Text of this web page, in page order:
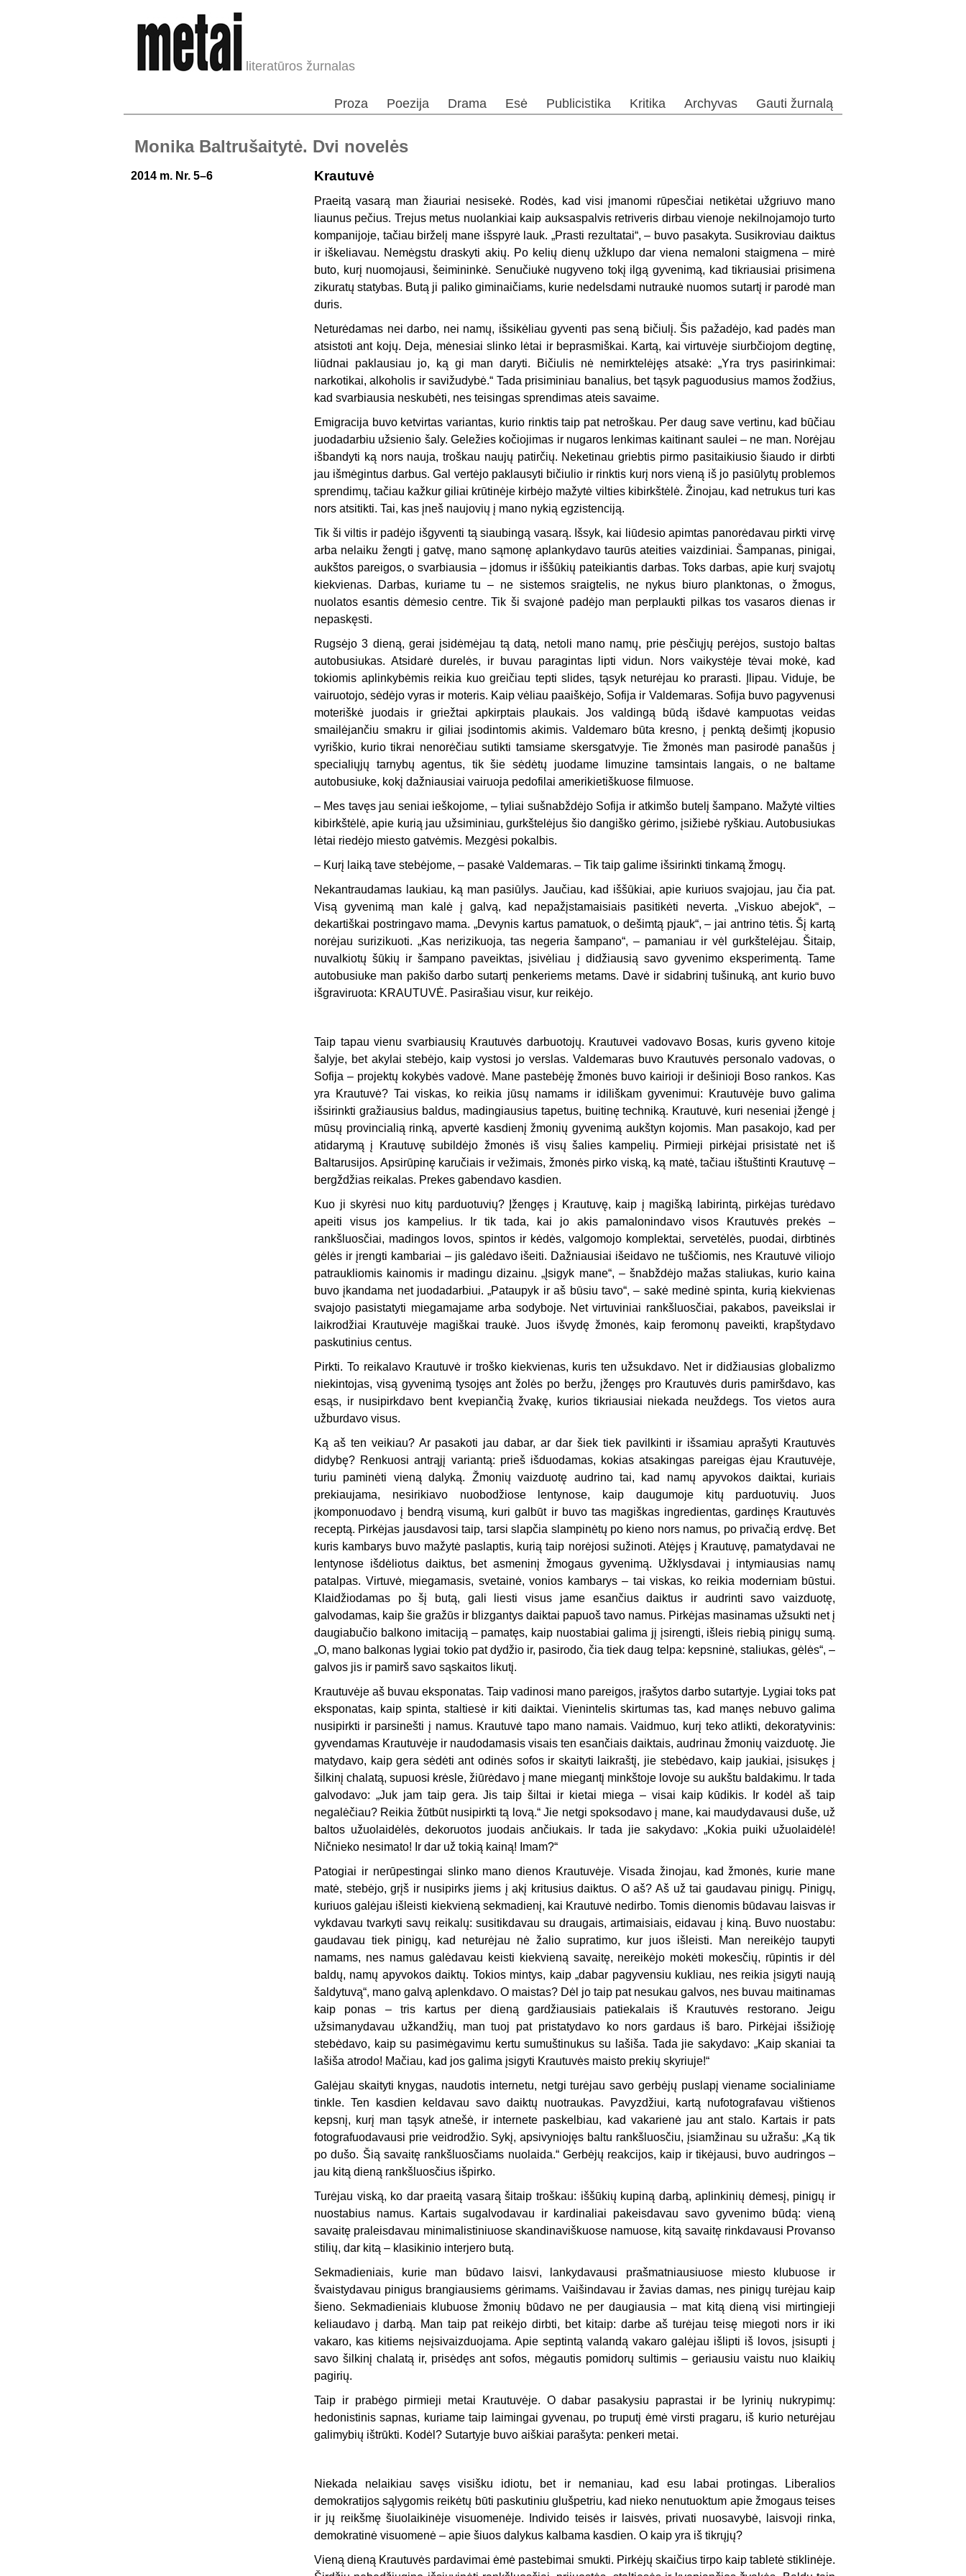
literatūros žurnalas
Proza Poezija Drama Esė Publicistika Kritika Archyvas Gauti žurnalą
Monika Baltrušaitytė. Dvi novelės
2014 m. Nr. 5–6 Krautuvė
Praeitą vasarą man žiauriai nesisekė. Rodės, kad visi įmanomi rūpesčiai netikėtai užgriuvo mano
liaunus pečius. Trejus metus nuolankiai kaip auksaspalvis retriveris dirbau vienoje nekilnojamojo turto
kompanijoje, tačiau birželį mane išspyrė lauk. „Prasti rezultatai“, – buvo pasakyta. Susikroviau daiktus
ir iškeliavau. Nemėgstu draskyti akių. Po kelių dienų užklupo dar viena nemaloni staigmena – mirė
buto, kurį nuomojausi, šeimininkė. Senučiukė nugyveno tokį ilgą gyvenimą, kad tikriausiai prisimena
zikuratų statybas. Butą ji paliko giminaičiams, kurie nedelsdami nutraukė nuomos sutartį ir parodė man
duris.
Neturėdamas nei darbo, nei namų, išsikėliau gyventi pas seną bičiulį. Šis pažadėjo, kad padės man
atsistoti ant kojų. Deja, mėnesiai slinko lėtai ir beprasmiškai. Kartą, kai virtuvėje siurbčiojom degtinę,
liūdnai paklausiau jo, ką gi man daryti. Bičiulis nė nemirktelėjęs atsakė: „Yra trys pasirinkimai:
narkotikai, alkoholis ir savižudybė.“ Tada prisiminiau banalius, bet tąsyk paguodusius mamos žodžius,
kad svarbiausia neskubėti, nes teisingas sprendimas ateis savaime.
Emigracija buvo ketvirtas variantas, kurio rinktis taip pat netroškau. Per daug save vertinu, kad būčiau
juodadarbiu užsienio šaly. Geležies kočiojimas ir nugaros lenkimas kaitinant saulei – ne man. Norėjau
išbandyti ką nors nauja, troškau naujų patirčių. Neketinau griebtis pirmo pasitaikiusio šiaudo ir dirbti
jau išmėgintus darbus. Gal vertėjo paklausyti bičiulio ir rinktis kurį nors vieną iš jo pasiūlytų problemos
sprendimų, tačiau kažkur giliai krūtinėje kirbėjo mažytė vilties kibirkštėlė. Žinojau, kad netrukus turi kas
nors atsitikti. Tai, kas įneš naujovių į mano nykią egzistenciją.
Tik ši viltis ir padėjo išgyventi tą siaubingą vasarą. Išsyk, kai liūdesio apimtas panorėdavau pirkti virvę
arba nelaiku žengti į gatvę, mano sąmonę aplankydavo taurūs ateities vaizdiniai. Šampanas, pinigai,
aukštos pareigos, o svarbiausia – įdomus ir iššūkių pateikiantis darbas. Toks darbas, apie kurį svajotų
kiekvienas. Darbas, kuriame tu – ne sistemos sraigtelis, ne nykus biuro planktonas, o žmogus,
nuolatos esantis dėmesio centre. Tik ši svajonė padėjo man perplaukti pilkas tos vasaros dienas ir
nepaskęsti.
Rugsėjo 3 dieną, gerai įsidėmėjau tą datą, netoli mano namų, prie pėsčiųjų perėjos, sustojo baltas
autobusiukas. Atsidarė durelės, ir buvau paragintas lipti vidun. Nors vaikystėje tėvai mokė, kad
tokiomis aplinkybėmis reikia kuo greičiau tepti slides, tąsyk neturėjau ko prarasti. Įlipau. Viduje, be
vairuotojo, sėdėjo vyras ir moteris. Kaip vėliau paaiškėjo, Sofija ir Valdemaras. Sofija buvo pagyvenusi
moteriškė juodais ir griežtai apkirptais plaukais. Jos valdingą būdą išdavė kampuotas veidas
smailėjančiu smakru ir giliai įsodintomis akimis. Valdemaro būta kresno, į penktą dešimtį įkopusio
vyriškio, kurio tikrai nenorėčiau sutikti tamsiame skersgatvyje. Tie žmonės man pasirodė panašūs į
specialiųjų tarnybų agentus, tik šie sėdėtų juodame limuzine tamsintais langais, o ne baltame
autobusiuke, kokį dažniausiai vairuoja pedofilai amerikietiškuose filmuose.
– Mes tavęs jau seniai ieškojome, – tyliai sušnabždėjo Sofija ir atkimšo butelį šampano. Mažytė vilties
kibirkštėlė, apie kurią jau užsiminiau, gurkštelėjus šio dangiško gėrimo, įsižiebė ryškiau. Autobusiukas
lėtai riedėjo miesto gatvėmis. Mezgėsi pokalbis.
– Kurį laiką tave stebėjome, – pasakė Valdemaras. – Tik taip galime išsirinkti tinkamą žmogų.
Nekantraudamas laukiau, ką man pasiūlys. Jaučiau, kad iššūkiai, apie kuriuos svajojau, jau čia pat.
Visą gyvenimą man kalė į galvą, kad nepažįstamaisiais pasitikėti neverta. „Viskuo abejok“, –
dekartiškai postringavo mama. „Devynis kartus pamatuok, o dešimtą pjauk“, – jai antrino tėtis. Šį kartą
norėjau surizikuoti. „Kas nerizikuoja, tas negeria šampano“, – pamaniau ir vėl gurkštelėjau. Šitaip,
nuvalkiotų šūkių ir šampano paveiktas, įsivėliau į didžiausią savo gyvenimo eksperimentą. Tame
autobusiuke man pakišo darbo sutartį penkeriems metams. Davė ir sidabrinį tušinuką, ant kurio buvo
išgraviruota: KRAUTUVĖ. Pasirašiau visur, kur reikėjo.
Taip tapau vienu svarbiausių Krautuvės darbuotojų. Krautuvei vadovavo Bosas, kuris gyveno kitoje
šalyje, bet akylai stebėjo, kaip vystosi jo verslas. Valdemaras buvo Krautuvės personalo vadovas, o
Sofija – projektų kokybės vadovė. Mane pastebėję žmonės buvo kairioji ir dešinioji Boso rankos. Kas
yra Krautuvė? Tai viskas, ko reikia jūsų namams ir idiliškam gyvenimui: Krautuvėje buvo galima
išsirinkti gražiausius baldus, madingiausius tapetus, buitinę techniką. Krautuvė, kuri neseniai įžengė į
mūsų provincialią rinką, apvertė kasdienį žmonių gyvenimą aukštyn kojomis. Man pasakojo, kad per
atidarymą į Krautuvę subildėjo žmonės iš visų šalies kampelių. Pirmieji pirkėjai prisistatė net iš
Baltarusijos. Apsirūpinę karučiais ir vežimais, žmonės pirko viską, ką matė, tačiau ištuštinti Krautuvę –
bergždžias reikalas. Prekes gabendavo kasdien.
Kuo ji skyrėsi nuo kitų parduotuvių? Įžengęs į Krautuvę, kaip į magišką labirintą, pirkėjas turėdavo
apeiti visus jos kampelius. Ir tik tada, kai jo akis pamalonindavo visos Krautuvės prekės –
rankšluosčiai, madingos lovos, spintos ir kėdės, valgomojo komplektai, servetėlės, puodai, dirbtinės
gėlės ir įrengti kambariai – jis galėdavo išeiti. Dažniausiai išeidavo ne tuščiomis, nes Krautuvė viliojo
patraukliomis kainomis ir madingu dizainu. „Įsigyk mane“, – šnabždėjo mažas staliukas, kurio kaina
buvo įkandama net juodadarbiui. „Pataupyk ir aš būsiu tavo“, – sakė medinė spinta, kurią kiekvienas
svajojo pasistatyti miegamajame arba sodyboje. Net virtuviniai rankšluosčiai, pakabos, paveikslai ir
laikrodžiai Krautuvėje magiškai traukė. Juos išvydę žmonės, kaip feromonų paveikti, krapštydavo
paskutinius centus.
Pirkti. To reikalavo Krautuvė ir troško kiekvienas, kuris ten užsukdavo. Net ir didžiausias globalizmo
niekintojas, visą gyvenimą tysojęs ant žolės po beržu, įžengęs pro Krautuvės duris pamiršdavo, kas
esąs, ir nusipirkdavo bent kvepiančią žvakę, kurios tikriausiai niekada neuždegs. Tos vietos aura
užburdavo visus.
Ką aš ten veikiau? Ar pasakoti jau dabar, ar dar šiek tiek pavilkinti ir išsamiau aprašyti Krautuvės
didybę? Renkuosi antrąjį variantą: prieš išduodamas, kokias atsakingas pareigas ėjau Krautuvėje,
turiu paminėti vieną dalyką. Žmonių vaizduotę audrino tai, kad namų apyvokos daiktai, kuriais
prekiaujama, nesirikiavo nuobodžiose lentynose, kaip daugumoje kitų parduotuvių. Juos
įkomponuodavo į bendrą visumą, kuri galbūt ir buvo tas magiškas ingredientas, gardinęs Krautuvės
receptą. Pirkėjas jausdavosi taip, tarsi slapčia slampinėtų po kieno nors namus, po privačią erdvę. Bet
kuris kambarys buvo mažytė paslaptis, kurią taip norėjosi sužinoti. Atėjęs į Krautuvę, pamatydavai ne
lentynose išdėliotus daiktus, bet asmeninį žmogaus gyvenimą. Užklysdavai į intymiausias namų
patalpas. Virtuvė, miegamasis, svetainė, vonios kambarys – tai viskas, ko reikia moderniam būstui.
Klaidžiodamas po šį butą, gali liesti visus jame esančius daiktus ir audrinti savo vaizduotę,
galvodamas, kaip šie gražūs ir blizgantys daiktai papuoš tavo namus. Pirkėjas masinamas užsukti net į
daugiabučio balkono imitaciją – pamatęs, kaip nuostabiai galima jį įsirengti, išleis riebią pinigų sumą.
„O, mano balkonas lygiai tokio pat dydžio ir, pasirodo, čia tiek daug telpa: kepsninė, staliukas, gėlės“, –
galvos jis ir pamirš savo sąskaitos likutį.
Krautuvėje aš buvau eksponatas. Taip vadinosi mano pareigos, įrašytos darbo sutartyje. Lygiai toks pat
eksponatas, kaip spinta, staltiesė ir kiti daiktai. Vienintelis skirtumas tas, kad manęs nebuvo galima
nusipirkti ir parsinešti į namus. Krautuvė tapo mano namais. Vaidmuo, kurį teko atlikti, dekoratyvinis:
gyvendamas Krautuvėje ir naudodamasis visais ten esančiais daiktais, audrinau žmonių vaizduotę. Jie
matydavo, kaip gera sėdėti ant odinės sofos ir skaityti laikraštį, jie stebėdavo, kaip jaukiai, įsisukęs į
šilkinį chalatą, supuosi krėsle, žiūrėdavo į mane miegantį minkštoje lovoje su aukštu baldakimu. Ir tada
galvodavo: „Juk jam taip gera. Jis taip šiltai ir kietai miega – visai kaip kūdikis. Ir kodėl aš taip
negalėčiau? Reikia žūtbūt nusipirkti tą lovą.“ Jie netgi spoksodavo į mane, kai maudydavausi duše, už
baltos užuolaidėlės, dekoruotos juodais ančiukais. Ir tada jie sakydavo: „Kokia puiki užuolaidėlė!
Ničnieko nesimato! Ir dar už tokią kainą! Imam?“
Patogiai ir nerūpestingai slinko mano dienos Krautuvėje. Visada žinojau, kad žmonės, kurie mane
matė, stebėjo, grįš ir nusipirks jiems į akį kritusius daiktus. O aš? Aš už tai gaudavau pinigų. Pinigų,
kuriuos galėjau išleisti kiekvieną sekmadienį, kai Krautuvė nedirbo. Tomis dienomis būdavau laisvas ir
vykdavau tvarkyti savų reikalų: susitikdavau su draugais, artimaisiais, eidavau į kiną. Buvo nuostabu:
gaudavau tiek pinigų, kad neturėjau nė žalio supratimo, kur juos išleisti. Man nereikėjo taupyti
namams, nes namus galėdavau keisti kiekvieną savaitę, nereikėjo mokėti mokesčių, rūpintis ir dėl
baldų, namų apyvokos daiktų. Tokios mintys, kaip „dabar pagyvensiu kukliau, nes reikia įsigyti naują
šaldytuvą“, mano galvą aplenkdavo. O maistas? Dėl jo taip pat nesukau galvos, nes buvau maitinamas
kaip ponas – tris kartus per dieną gardžiausiais patiekalais iš Krautuvės restorano. Jeigu
užsimanydavau užkandžių, man tuoj pat pristatydavo ko nors gardaus iš baro. Pirkėjai išsižioję
stebėdavo, kaip su pasimėgavimu kertu sumuštinukus su lašiša. Tada jie sakydavo: „Kaip skaniai ta
lašiša atrodo! Mačiau, kad jos galima įsigyti Krautuvės maisto prekių skyriuje!“
Galėjau skaityti knygas, naudotis internetu, netgi turėjau savo gerbėjų puslapį viename socialiniame
tinkle. Ten kasdien keldavau savo daiktų nuotraukas. Pavyzdžiui, kartą nufotografavau vištienos
kepsnį, kurį man tąsyk atnešė, ir internete paskelbiau, kad vakarienė jau ant stalo. Kartais ir pats
fotografuodavausi prie veidrodžio. Sykį, apsivyniojęs baltu rankšluosčiu, įsiamžinau su užrašu: „Ką tik
po dušo. Šią savaitę rankšluosčiams nuolaida.“ Gerbėjų reakcijos, kaip ir tikėjausi, buvo audringos –
jau kitą dieną rankšluosčius išpirko.
Turėjau viską, ko dar praeitą vasarą šitaip troškau: iššūkių kupiną darbą, aplinkinių dėmesį, pinigų ir
nuostabius namus. Kartais sugalvodavau ir kardinaliai pakeisdavau savo gyvenimo būdą: vieną
savaitę praleisdavau minimalistiniuose skandinaviškuose namuose, kitą savaitę rinkdavausi Provanso
stilių, dar kitą – klasikinio interjero butą.
Sekmadieniais, kurie man būdavo laisvi, lankydavausi prašmatniausiuose miesto klubuose ir
švaistydavau pinigus brangiausiems gėrimams. Vaišindavau ir žavias damas, nes pinigų turėjau kaip
šieno. Sekmadieniais klubuose žmonių būdavo ne per daugiausia – mat kitą dieną visi mirtingieji
keliaudavo į darbą. Man taip pat reikėjo dirbti, bet kitaip: darbe aš turėjau teisę miegoti nors ir iki
vakaro, kas kitiems neįsivaizduojama. Apie septintą valandą vakaro galėjau išlipti iš lovos, įsisupti į
savo šilkinį chalatą ir, prisėdęs ant sofos, mėgautis pomidorų sultimis – geriausiu vaistu nuo klaikių
pagirių.
Taip ir prabėgo pirmieji metai Krautuvėje. O dabar pasakysiu paprastai ir be lyrinių nukrypimų:
hedonistinis sapnas, kuriame taip laimingai gyvenau, po truputį ėmė virsti pragaru, iš kurio neturėjau
galimybių ištrūkti. Kodėl? Sutartyje buvo aiškiai parašyta: penkeri metai.
Niekada nelaikiau savęs visišku idiotu, bet ir nemaniau, kad esu labai protingas. Liberalios
demokratijos sąlygomis reikėtų būti paskutiniu glušpetriu, kad nieko nenutuoktum apie žmogaus teises
ir jų reikšmę šiuolaikinėje visuomenėje. Individo teisės ir laisvės, privati nuosavybė, laisvoji rinka,
demokratinė visuomenė – apie šiuos dalykus kalbama kasdien. O kaip yra iš tikrųjų?
Vieną dieną Krautuvės pardavimai ėmė pastebimai smukti. Pirkėjų skaičius tirpo kaip tabletė stiklinėje.